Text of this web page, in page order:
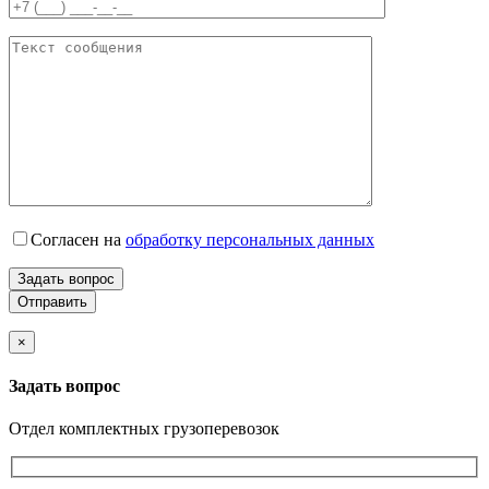
Согласен на обработку персональных данных
Задать вопрос
×
Задать вопрос
Отдел комплектных грузоперевозок